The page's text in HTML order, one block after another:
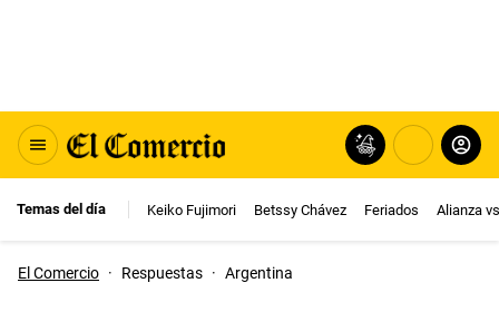
Temas del día Keiko Fujimori Betssy Chávez Feriados Alianza
El Comercio · Respuestas · Argentina